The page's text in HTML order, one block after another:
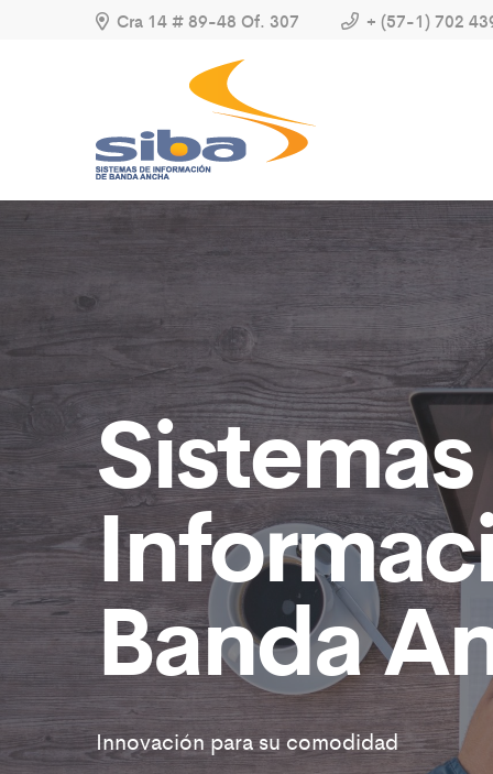
Cra 14 # 89-48 Of. 307 + (57-1) 702
Banda
Innovación para su comodidad